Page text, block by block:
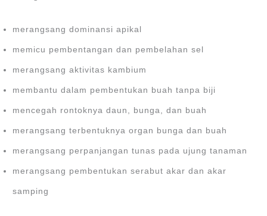
merangsang dominansi apikal
memicu pembentangan dan pembelahan sel
merangsang aktivitas kambium
membantu dalam pembentukan buah tanpa biji
mencegah rontoknya daun, bunga, dan buah
merangsang terbentuknya organ bunga dan buah
merangsang perpanjangan tunas pada ujung tanaman
merangsang pembentukan serabut akar dan akar
samping